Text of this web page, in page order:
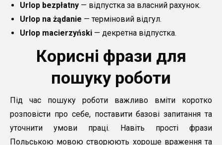
Urlop bezpłatny — відпустка за власний рахунок.
Urlop na żądanie — терміновий відгул.
Urlop macierzyński — декретна відпустка.
Корисні фрази для
пошуку роботи
Під час пошуку роботи важливо вміти коротко
розповісти про себе, поставити базові запитання та
уточнити умови праці. Навіть прості фрази
Польською мовою створюють хороше враження та